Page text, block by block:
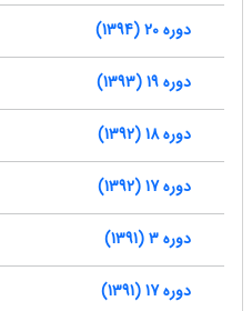
دوره 20 (1394)
دوره 19 (1393)
دوره 18 (1392)
دوره 17 (1392)
دوره 3 (1391)
دوره 17 (1391)